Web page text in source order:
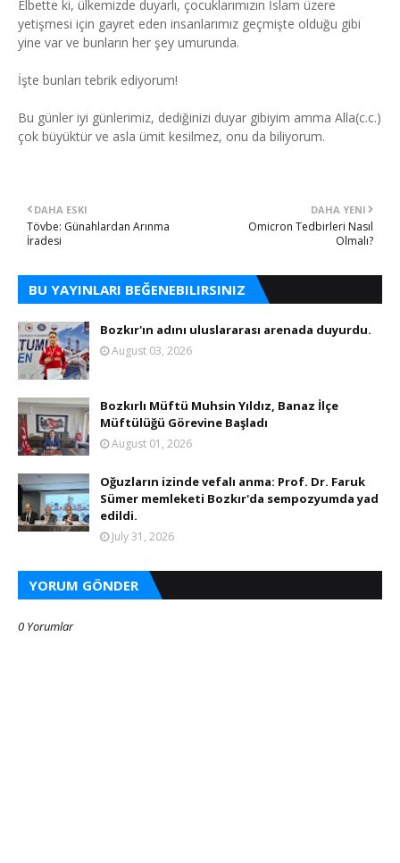
Elbette ki, ülkemizde duyarlı, çocuklarımızın İslam üzere
yetişmesi için gayret eden insanlarımız geçmişte olduğu gibi
yine var ve bunların her şey umurunda.
İşte bunları tebrik ediyorum!
Bu günler iyi günlerimiz, dediğinizi duyar gibiyim amma Alla(c.c.)
çok büyüktür ve asla ümit kesilmez, onu da biliyorum.
DAHA YENI
Omicron Tedbirleri Nasıl
Olmalı?
DAHA ESKI
Tövbe: Günahlardan Arınma
İradesi
BU YAYINLARI BEĞENEBILIRSINIZ
Bozkır'ın adını uluslararası arenada duyurdu.
August 03, 2026
Bozkırlı Müftü Muhsin Yıldız, Banaz İlçe
Müftülüğü Görevine Başladı
August 01, 2026
Oğuzların izinde vefalı anma: Prof. Dr. Faruk
Sümer memleketi Bozkır'da sempozyumda yad
edildi.
July 31, 2026
YORUM GÖNDER
0 Yorumlar